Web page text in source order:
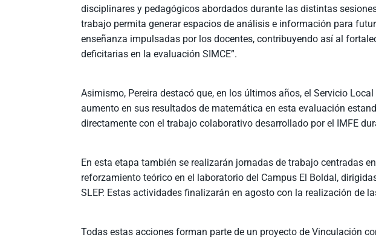
disciplinares y pedagógicos abordados durante las distintas
trabajo permita generar espacios de análisis e información para
enseñanza impulsadas por los docentes, contribuyendo así al
deficitarias en la evaluación SIMCE”.
Asimismo, Pereira destacó que, en los últimos años, el Servicio
aumento en sus resultados de matemática en esta evaluación
directamente con el trabajo colaborativo desarrollado por el IMFE
En esta etapa también se realizarán jornadas de trabajo centradas
reforzamiento teórico en el laboratorio del Campus El Boldal,
SLEP. Estas actividades finalizarán en agosto con la realización de
Todas estas acciones forman parte de un proyecto de Vinculación